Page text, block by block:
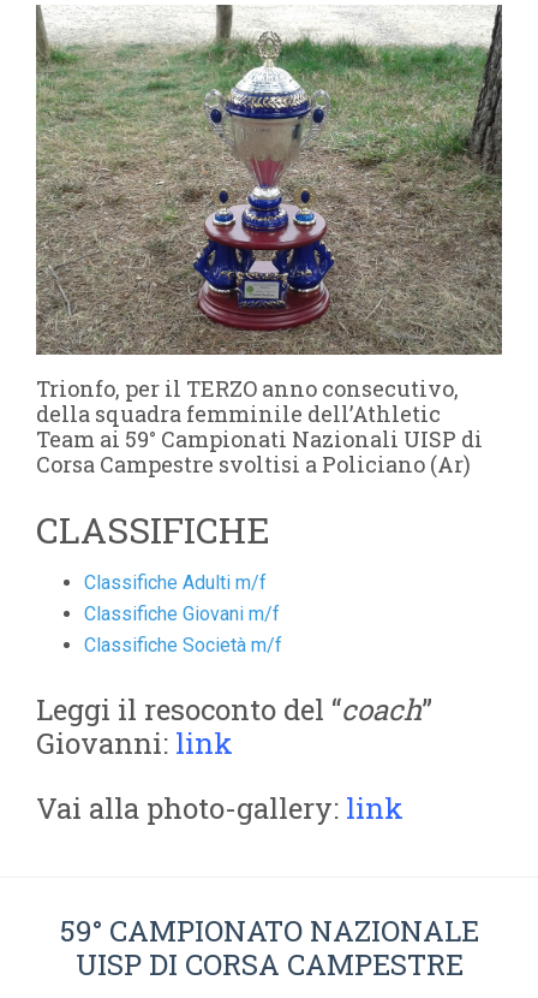
Trionfo, per il TERZO anno consecutivo,
della squadra femminile dell’Athletic
Team ai 59° Campionati Nazionali UISP di
Corsa Campestre svoltisi a Policiano (Ar)
CLASSIFICHE
Classifiche Adulti m/f
Classifiche Giovani m/f
Classifiche Società m/f
Leggi il resoconto del “coach”
Giovanni: link
Vai alla photo-gallery: link
59° CAMPIONATO NAZIONALE
UISP DI CORSA CAMPESTRE